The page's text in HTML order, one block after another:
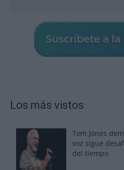
Los más vistos
Tom Jones
voz sigue
del tiempo